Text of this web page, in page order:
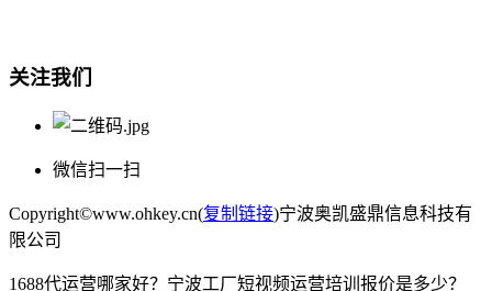
关注我们
微信扫一扫
Copyright©www.ohkey.cn(复制链接)宁波奥凯盛鼎信息科技有
限公司
1688代运营哪家好？宁波工厂短视频运营培训报价是多少？